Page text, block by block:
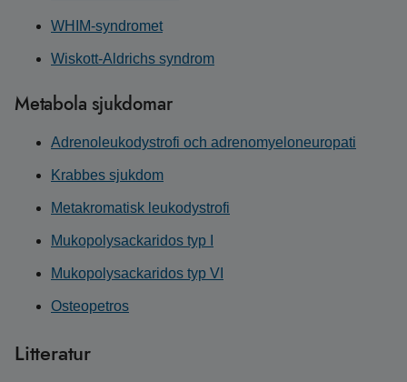
WHIM-syndromet
Wiskott-Aldrichs syndrom
Metabola sjukdomar
Adrenoleukodystrofi och adrenomyeloneuropati
Krabbes sjukdom
Metakromatisk leukodystrofi
Mukopolysackaridos typ I
Mukopolysackaridos typ VI
Osteopetros
Litteratur